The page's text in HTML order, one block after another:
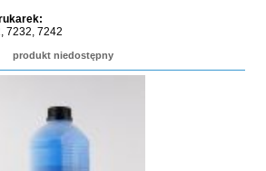
7232, 7242
produkt niedostępny